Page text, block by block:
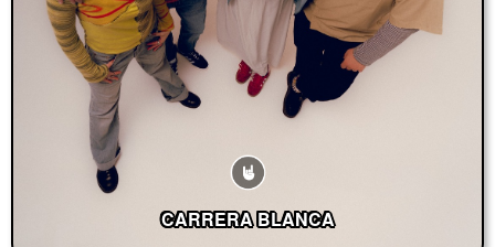
CARRERA BLANCA